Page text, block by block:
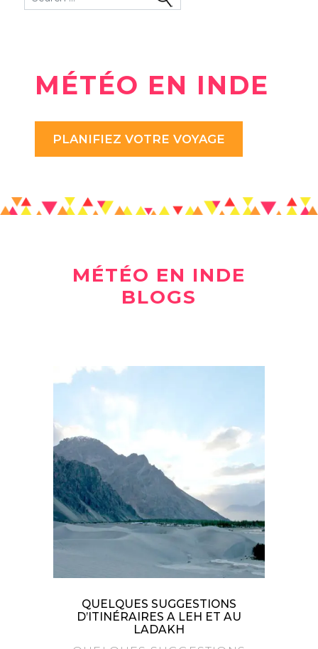
MÉTÉO EN INDE
PLANIFIEZ VOTRE VOYAGE
MÉTÉO EN INDE
BLOGS
QUELQUES SUGGESTIONS
D’ITINÉRAIRES A LEH ET AU
LADAKH